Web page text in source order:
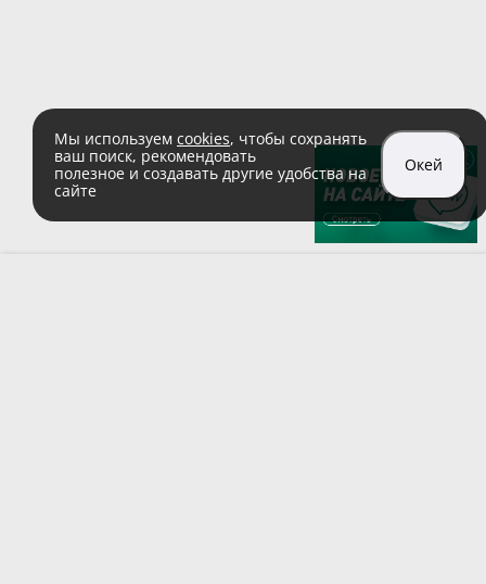
Мы используем cookies, чтобы сохранять
ваш поиск, рекомендовать
полезное и создавать другие удобства на
сайте
Окей